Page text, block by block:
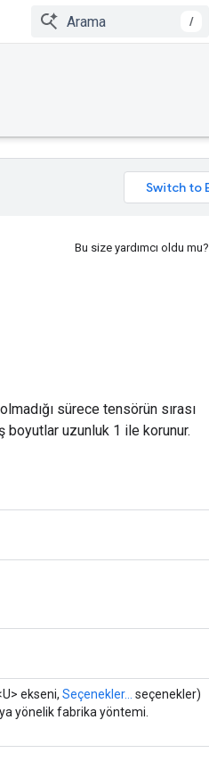
/
Bu size yardımcı oldu mu?
sürece tensörün sırası
boyutlar uzunluk 1 ile korunur.
ekseni, Seçenekler...
seçenekler)
yönelik fabrika yöntemi.